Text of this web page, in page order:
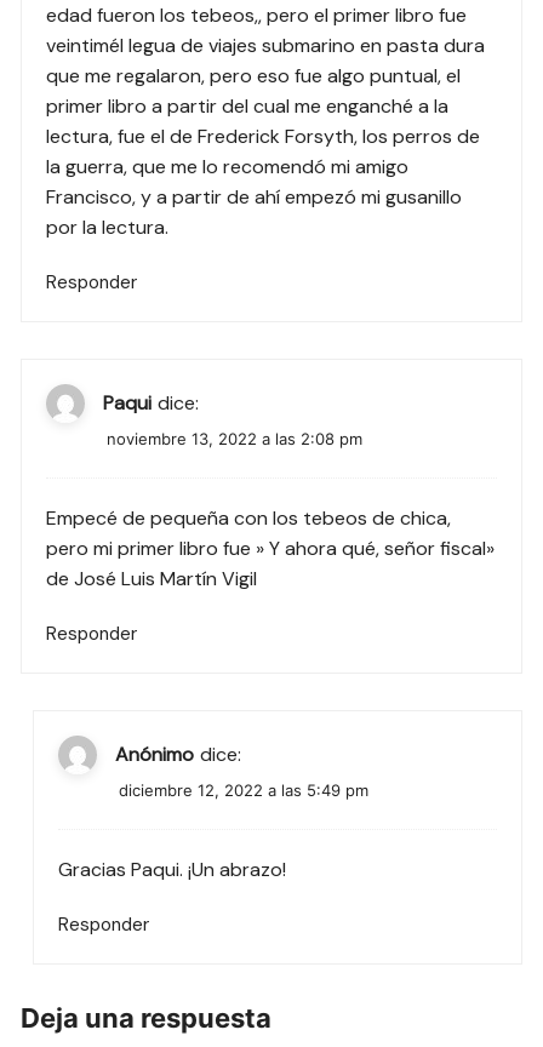
edad fueron los tebeos,, pero el primer libro fue
veintimél legua de viajes submarino en pasta dura
que me regalaron, pero eso fue algo puntual, el
primer libro a partir del cual me enganché a la
lectura, fue el de Frederick Forsyth, los perros de
la guerra, que me lo recomendó mi amigo
Francisco, y a partir de ahí empezó mi gusanillo
por la lectura.
Responder
Paqui dice:
noviembre 13, 2022 a las 2:08 pm
Empecé de pequeña con los tebeos de chica,
pero mi primer libro fue » Y ahora qué, señor fiscal»
de José Luis Martín Vigil
Responder
Anónimo dice:
diciembre 12, 2022 a las 5:49 pm
Gracias Paqui. ¡Un abrazo!
Responder
Deja una respuesta